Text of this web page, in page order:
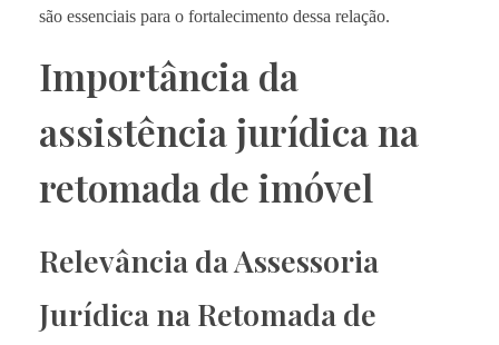
são essenciais para o fortalecimento dessa relação.
Importância da
assistência jurídica na
retomada de imóvel
Relevância da Assessoria
Jurídica na Retomada de